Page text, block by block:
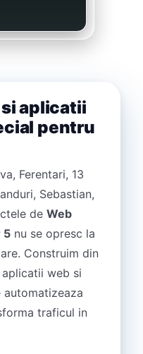
aplicatii
pentru
Ferentari, 13
Sebastian,
de Web
5 nu se opresc la
Construim din
web si
traficul in